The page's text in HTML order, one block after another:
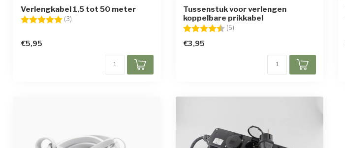
Verlengkabel 1,5 tot 50 meter
Beoordeling: (3)
€5,95
Tussenstuk voor verlengen
koppelbare prikkabel
Beoordeling: (5)
€3,95